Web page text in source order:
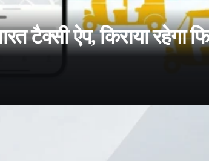
टैक्सी ऐप, किराया रहेगा